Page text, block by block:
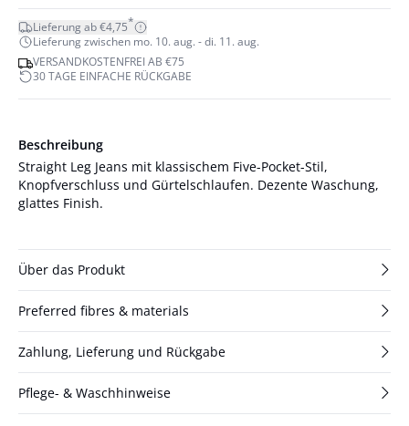
Lieferung ab €4,75*
Lieferung zwischen mo. 10. aug. - di. 11. aug.
VERSANDKOSTENFREI AB €75
30 TAGE EINFACHE RÜCKGABE
Beschreibung
Straight Leg Jeans mit klassischem Five-Pocket-Stil,
Knopfverschluss und Gürtelschlaufen. Dezente Waschung,
glattes Finish.
Über das Produkt
Preferred fibres & materials
Zahlung, Lieferung und Rückgabe
Pflege- & Waschhinweise